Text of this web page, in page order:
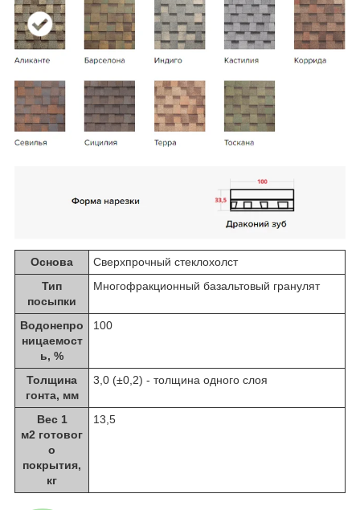
Основа
Сверхпрочный стеклохолст
Тип
посыпки
Многофракционный базальтовый гранулят
Водонепро
ницаемост
ь, %
100
Толщина
гонта, мм
3,0 (±0,2) - толщина одного слоя
Вес 1
м2 готовог
о
покрытия,
кг
13,5